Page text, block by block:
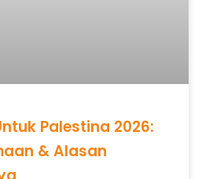
Palestina 2026:
& Alasan